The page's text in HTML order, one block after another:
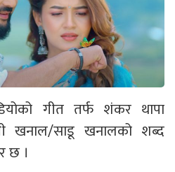
गीत तर्फ शंकर थापा
खनाल/साडू खनालको शब्द
छ ।